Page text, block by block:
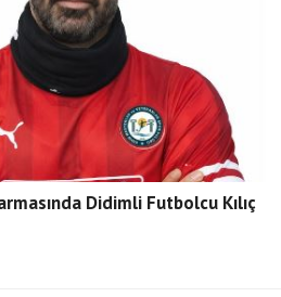
Didimli Futbolcu Kılıç